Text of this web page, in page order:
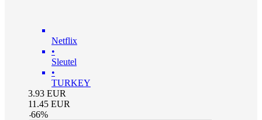
Netflix
•
Sleutel
•
TURKEY
3.93 EUR
11.45 EUR
-66%